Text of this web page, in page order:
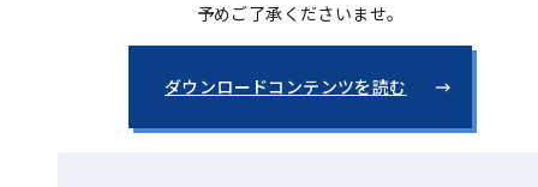
予めご了承くださいませ。
ダウンロードコンテンツを読む